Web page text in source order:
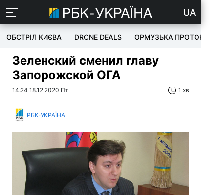
UA
ОБСТРІЛ КИЄВА DRONE DEALS ОРМУЗЬКА ПРОТОКА
Зеленский сменил главу
Запорожской ОГА
14:24 18.12.2020 Пт 1 хв
РБК-УКРАЇНА